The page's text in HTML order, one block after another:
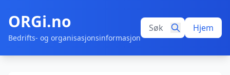
ORGi.no
Bedrifts- og organisasjonsinformasjon
Hjem